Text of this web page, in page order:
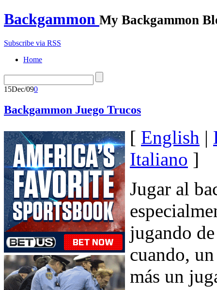
Backgammon My Backgammon
Subscribe via RSS
Home
15Dec/090
Backgammon Juego Trucos
[ English |
Italiano ]
Jugar al
jugando
cuando,
más un